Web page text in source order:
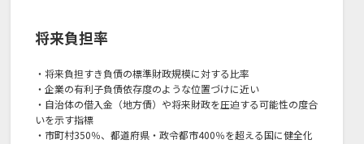
将来負担率
・将来負担すき負債の標準財政規模に対する比率
・企業の有利子負債依存度のような位置づけに近い
・自治体の借入金（地方債）や将来財政を圧迫する可能性の度合
いを示す指標
・市町村350％、都道府県・政令都市400％を超える国に健全化